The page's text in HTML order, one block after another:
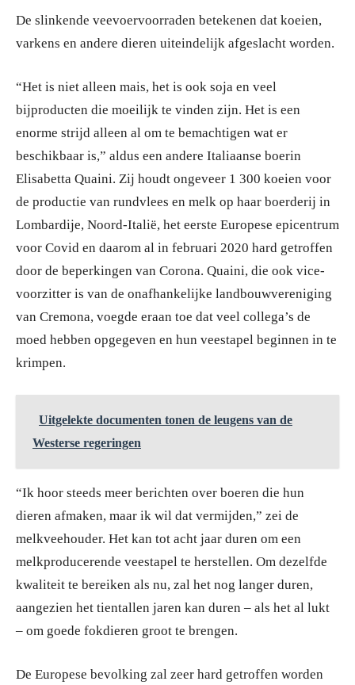
De slinkende veevoervoorraden betekenen dat koeien,
varkens en andere dieren uiteindelijk afgeslacht worden.
“Het is niet alleen mais, het is ook soja en veel
bijproducten die moeilijk te vinden zijn. Het is een
enorme strijd alleen al om te bemachtigen wat er
beschikbaar is,” aldus een andere Italiaanse boerin
Elisabetta Quaini. Zij houdt ongeveer 1 300 koeien voor
de productie van rundvlees en melk op haar boerderij in
Lombardije, Noord-Italië, het eerste Europese epicentrum
voor Covid en daarom al in februari 2020 hard getroffen
door de beperkingen van Corona. Quaini, die ook vice-
voorzitter is van de onafhankelijke landbouwvereniging
van Cremona, voegde eraan toe dat veel collega’s de
moed hebben opgegeven en hun veestapel beginnen in te
krimpen.
Uitgelekte documenten tonen de leugens van de
Westerse regeringen
“Ik hoor steeds meer berichten over boeren die hun
dieren afmaken, maar ik wil dat vermijden,” zei de
melkveehouder. Het kan tot acht jaar duren om een
melkproducerende veestapel te herstellen. Om dezelfde
kwaliteit te bereiken als nu, zal het nog langer duren,
aangezien het tientallen jaren kan duren – als het al lukt
– om goede fokdieren groot te brengen.
De Europese bevolking zal zeer hard getroffen worden